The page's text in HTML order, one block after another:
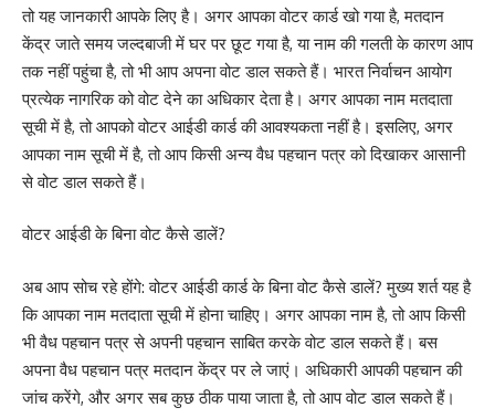
तो यह जानकारी आपके लिए है। अगर आपका वोटर कार्ड खो गया है, मतदान
केंद्र जाते समय जल्दबाजी में घर पर छूट गया है, या नाम की गलती के कारण आप
तक नहीं पहुंचा है, तो भी आप अपना वोट डाल सकते हैं। भारत निर्वाचन आयोग
प्रत्येक नागरिक को वोट देने का अधिकार देता है। अगर आपका नाम मतदाता
सूची में है, तो आपको वोटर आईडी कार्ड की आवश्यकता नहीं है। इसलिए, अगर
आपका नाम सूची में है, तो आप किसी अन्य वैध पहचान पत्र को दिखाकर आसानी
से वोट डाल सकते हैं।
वोटर आईडी के बिना वोट कैसे डालें?
अब आप सोच रहे होंगे: वोटर आईडी कार्ड के बिना वोट कैसे डालें? मुख्य शर्त यह है
कि आपका नाम मतदाता सूची में होना चाहिए। अगर आपका नाम है, तो आप किसी
भी वैध पहचान पत्र से अपनी पहचान साबित करके वोट डाल सकते हैं। बस
अपना वैध पहचान पत्र मतदान केंद्र पर ले जाएं। अधिकारी आपकी पहचान की
जांच करेंगे, और अगर सब कुछ ठीक पाया जाता है, तो आप वोट डाल सकते हैं।